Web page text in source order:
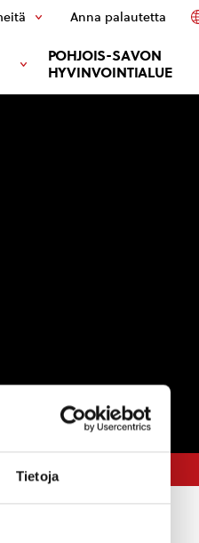
Tietoja
POHJOIS-SAVON
HYVINVOINTIALUE
Anna palautetta